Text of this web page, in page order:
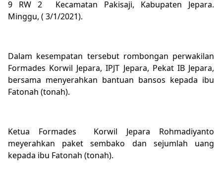
9 RW 2 Kecamatan Pakisaji, Kabupaten Jepara.
Minggu, ( 3/1/2021).
Dalam kesempatan tersebut rombongan perwakilan
Formades Korwil Jepara, IPJT Jepara, Pekat IB Jepara,
bersama menyerahkan bantuan bansos kepada ibu
Fatonah (tonah).
Ketua Formades Korwil Jepara Rohmadiyanto
meyerahkan paket sembako dan sejumlah uang
kepada ibu Fatonah (tonah).